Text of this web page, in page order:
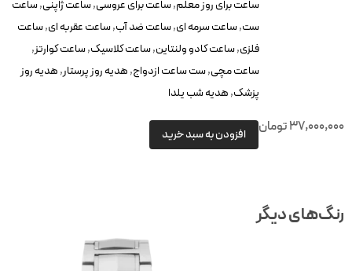
ساعت برای روز معلم,ساعت برای عروسی,ساعت ژاپنی,ساعت
ست,ساعت سرمه ای,ساعت ضد آب,ساعت عقربه ای,ساعت
فلزی,ساعت کادو ولنتاین,ساعت کلاسیک,ساعت کوارتز,
ساعت مچی,ست ساعت ازدواج,هدیه روز پرستار,هدیه روز
پزشک,هدیه شب یلدا
تومان افزودن به سبد خرید
دیگر